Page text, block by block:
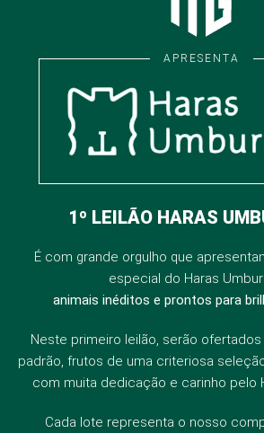
APRESENTA
1º LEILÃO HARAS
É com grande orgulho que
especial do Haras
animais inéditos e prontos para
Neste primeiro leilão, serão
padrão, frutos de uma criteriosa
com muita dedicação e carinho pelo
Cada lote representa o nosso